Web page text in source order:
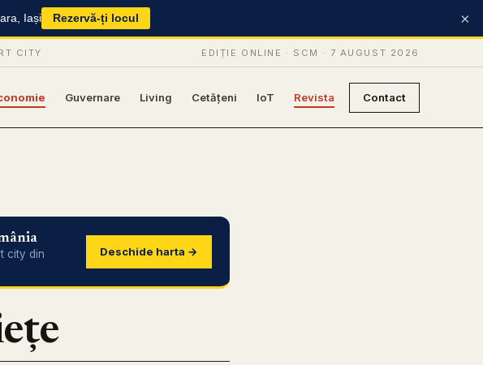
Iași Rezervă-ți locul ×
CITY EDIȚIE ONLINE · SCM · 7 AUGUST 2026
Guvernare Living Cetățeni IoT Revista Contact
city din
Deschide harta →